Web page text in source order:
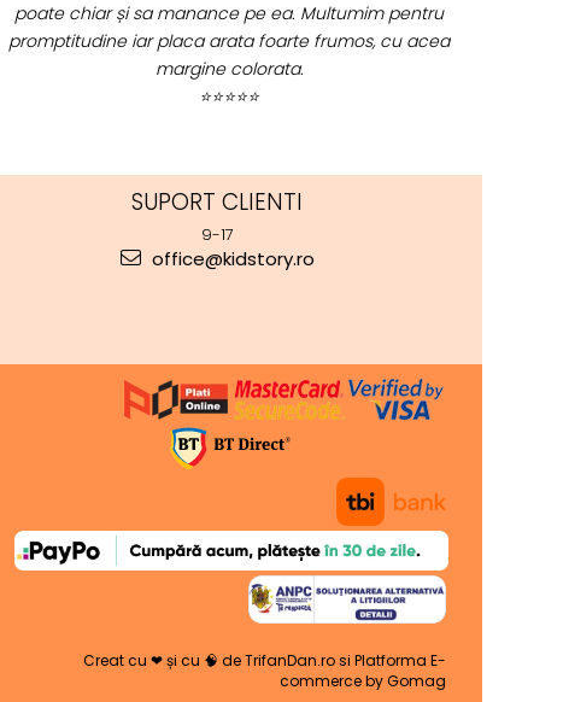
⭐⭐⭐⭐⭐
SUPORT CLIENTI
9-17
office@kidstory.ro
Creat cu ❤ și cu 🧠 de TrifanDan.rosi Platforma E-
commerce by Gomag